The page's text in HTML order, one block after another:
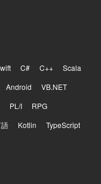
C# C++
Scala
Android
VB.NET
PL/I
RPG
Kotlin
TypeScript